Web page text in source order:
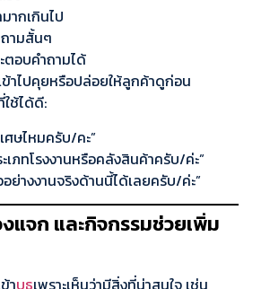
ากเกินไป
ามสั้นๆ
ตอบคำถามได้
ข้าไปคุยหรือปล่อยให้ลูกค้าดูก่อน
ใช้ได้ดี:
ศษไหมครับ/คะ”
เภทโรงงานหรือคลังสินค้าครับ/ค่ะ”
ย่างงานจริงด้านนี้ได้เลยครับ/ค่ะ”
แจก และกิจกรรมช่วยเพิ่ม
าบูธเพราะเห็นว่ามีสิ่งที่น่าสนใจ เช่น